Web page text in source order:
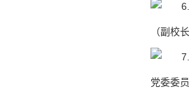
（副校
党委委